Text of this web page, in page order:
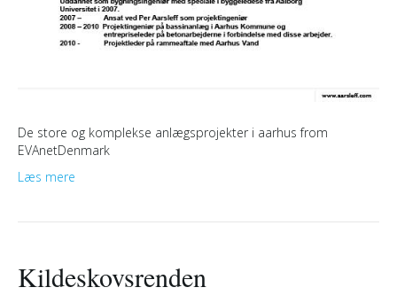
De store og komplekse anlægsprojekter i aarhus from
EVAnetDenmark
Læs mere
Kildeskovsrenden